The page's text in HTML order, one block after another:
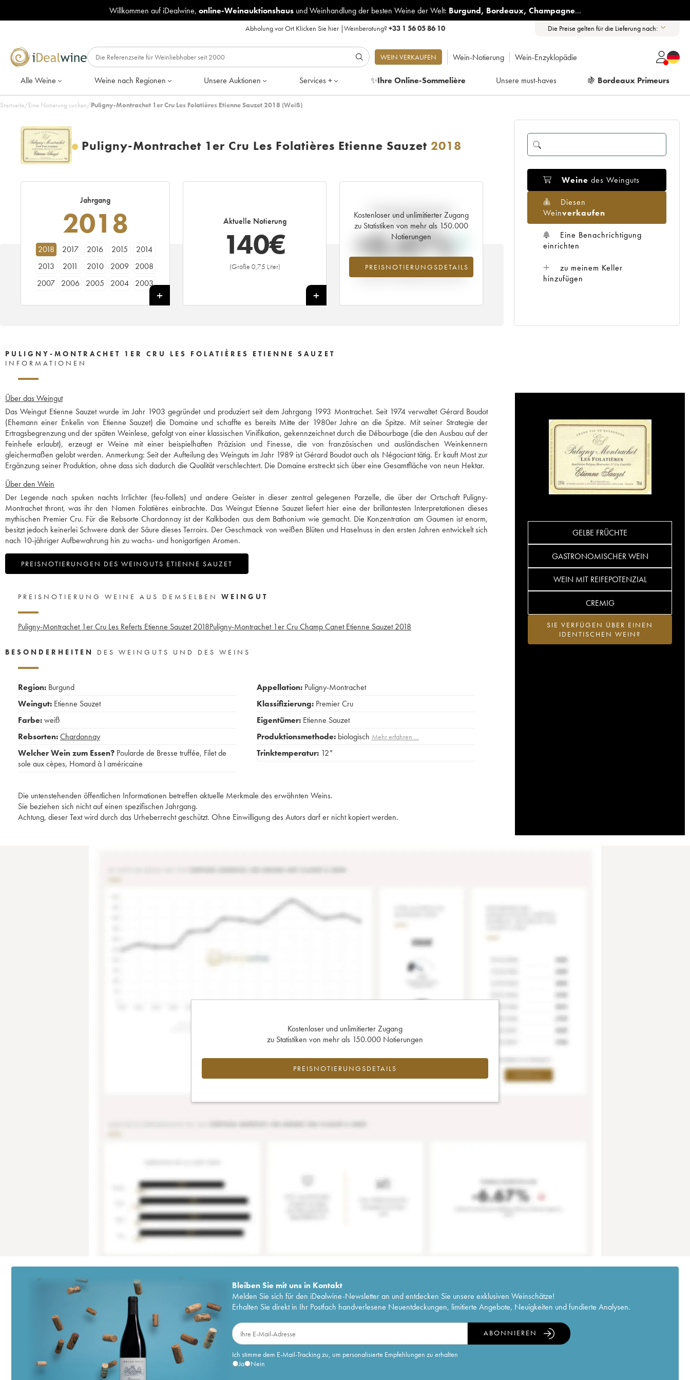
Willkommen auf iDealwine, online-Weinauktionshausund Weinhandlung der besten Weine der Welt: Burgund, Bordeaux, Champagne...
Abholung vor Ort Klicken Sie hier|Weinberatung?+33 1 56 05 86 10 Die Preise gelten für die Lieferung nach:
WEIN VERKAUFEN Wein-Notierung Wein-Enzyklopädie
Alle Weine Weine nach Regionen Unsere Auktionen Services + ✨Ihre Online-Sommelière Unsere must-haves 🍇 Bordeaux Primeurs
Startseite/Eine Notierung suchen/Puligny-Montrachet 1er Cru Les Folatières Etienne Sauzet 2018 (Weiß)
Puligny-Montrachet 1er Cru Les Folatières Etienne Sauzet 2018
Jahrgang
2018
2018 2017 2016 2015
2014
2013
2011 2010 2009
2008
2007
2006 2005 2004
2003
Aktuelle Notierung
140€
(Größe 0,75 Liter)
+
Kostenloser und unlimitierter Zugang
zu Statistiken von mehr als 150.000
Notierungen
PREISNOTIERUNGSDETAILS
Aktuelle Entwicklung der
Preisnotierung
+0.47%
Preisanstiegs des Jahrgangs 2018 im
Jahr 2026 im Vergleich zum Jahr 2025
Weine des Weinguts
Diesen
Weinverkaufen
Eine Benachrichtigung
einrichten
zu meinem Keller
hinzufügen
PULIGNY-MONTRACHET 1ER CRU LES FOLATIÈRES ETIENNE SAUZET
INFORMATIONEN
Über das Weingut
Das Weingut Etienne Sauzet wurde im Jahr 1903 gegründet und produziert seit dem Jahrgang 1993 Montrachet. Seit 1974 verwaltet Gérard Boudot
(Ehemann einer Enkelin von Etienne Sauzet) die Domaine und schaffte es bereits Mitte der 1980er Jahre an die Spitze. Mit seiner Strategie der
Ertragsbegrenzung und der späten Weinlese, gefolgt von einer klassischen Vinifikation, gekennzeichnet durch die Débourbage (die den Ausbau auf der
Feinhefe erlaubt), erzeugt er Weine mit einer beispielhaften Präzision und Finesse, die von französischen und ausländischen Weinkennern
gleichermaßen gelobt werden. Anmerkung: Seit der Aufteilung des Weinguts im Jahr 1989 ist Gérard Boudot auch als Négociant tätig. Er kauft Most zur
Ergänzung seiner Produktion, ohne dass sich dadurch die Qualität verschlechtert. Die Domaine erstreckt sich über eine Gesamtfläche von neun Hektar.
Über den Wein
Der Legende nach spuken nachts Irrlichter (feu-follets) und andere Geister in dieser zentral gelegenen Parzelle, die über der Ortschaft Puligny-
Montrachet thront, was ihr den Namen Folatières einbrachte. Das Weingut Etienne Sauzet liefert hier eine der brillantesten Interpretationen dieses
mythischen Premier Cru. Für die Rebsorte Chardonnay ist der Kalkboden aus dem Bathonium wie gemacht. Die Konzentration am Gaumen ist enorm,
besitzt jedoch keinerlei Schwere dank der Säure dieses Terroirs. Der Geschmack von weißen Blüten und Haselnuss in den ersten Jahren entwickelt sich
nach 10-jähriger Aufbewahrung hin zu wachs- und honigartigen Aromen.
PREISNOTIERUNGEN DES WEINGUTS ETIENNE SAUZET
GELBE FRÜCHTE
GASTRONOMISCHER WEIN
WEIN MIT REIFEPOTENZIAL
CREMIG
SIE VERFÜGEN ÜBER EINEN
IDENTISCHEN WEIN?
PREISNOTIERUNG WEINE AUS DEMSELBEN WEINGUT
Puligny-Montrachet 1er Cru Les Referts Etienne Sauzet 2018Puligny-Montrachet 1er Cru Champ Canet Etienne Sauzet 2018
BESONDERHEITEN DES WEINGUTS UND DES WEINS
Region: Burgund
Weingut: Etienne Sauzet
Farbe:weiß
Rebsorten:Chardonnay
Welcher Wein zum Essen? Poularde de Bresse truffée, Filet de
sole aux cèpes, Homard à l américaine
Appellation: Puligny-Montrachet
Klassifizierung: Premier Cru
Eigentümer: Etienne Sauzet
Produktionsmethode: biologisch Mehr erfahren …
Trinktemperatur: 12°
Die untenstehenden öffentlichen Informationen betreffen aktuelle Merkmale des erwähnten Weins.
Sie beziehen sich nicht auf einen spezifischen Jahrgang.
Achtung, dieser Text wird durch das Urheberrecht geschützt. Ohne Einwilligung des Autors darf er nicht kopiert werden.
Kostenloser und unlimitierter Zugang
zu Statistiken von mehr als 150.000 Notierungen
PREISNOTIERUNGSDETAILS
Bleiben Sie mit uns in Kontakt
Melden Sie sich für den iDealwine-Newsletter an und entdecken Sie unsere exklusiven Weinschätze!
Erhalten Sie direkt in Ihr Postfach handverlesene Neuentdeckungen, limitierte Angebote, Neuigkeiten und fundierte Analysen.
Ich stimme dem E-Mail-Tracking zu, um personalisierte Empfehlungen zu erhalten
Ja
Nein
ABONNIEREN